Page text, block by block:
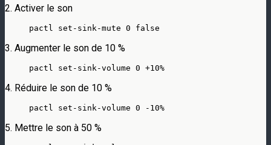
2. Activer le son
pactl set-sink-mute 0 false
3. Augmenter le son de 10 %
pactl set-sink-volume 0 +10%
4. Réduire le son de 10 %
pactl set-sink-volume 0 -10%
5. Mettre le son à 50 %